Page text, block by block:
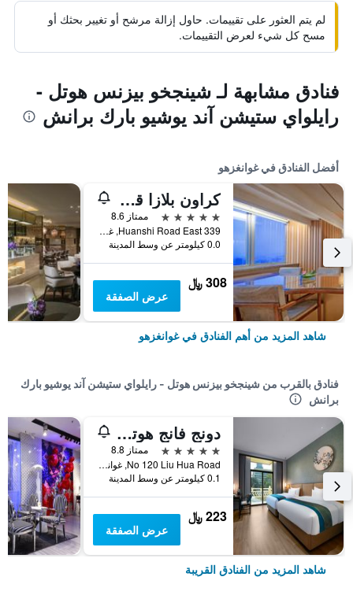
لم يتم العثور على تقييمات. حاول إزالة مرشح أو تغيير بحثك أو
مسح كل شيء لعرض التقييمات.
فنادق مشابهة لـ شينجخو بيزنس هوتل -
رايلواي ستيشن آند يوشيو بارك برانش
أفضل الفنادق في غوانغزهو
كراون بلازا قوانغتشو سيتي سنتر، أحد الفنادق من مجموعة فنادق إنتركونتيننتال - سكاي لاين 63 بار للاستمتاع بإطلالة على مدينة قوانغتشو
5 نجوم
ممتاز 8.6
339 Huanshi Road East, غوانغزهو, الصين
0.0 كيلومتر عن وسط المدينة
308 ﷼
عرض الصفقة
شاهد المزيد من أهم الفنادق في غوانغزهو
فنادق بالقرب من شينجخو بيزنس هوتل - رايلواي ستيشن آند يوشيو بارك
برانش
دونج فانج هوتل غوانجتشو
5 نجوم
ممتاز 8.8
No 120 Liu Hua Road, غوانغزهو, الصين
0.1 كيلومتر عن وسط المدينة
223 ﷼
عرض الصفقة
شاهد المزيد من الفنادق القريبة